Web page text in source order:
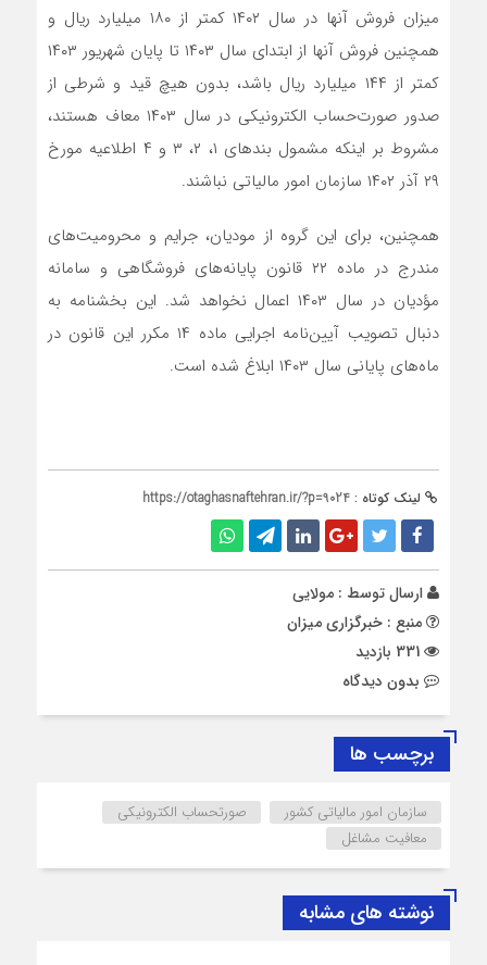
میزان فروش آنها در سال ۱۴۰۲ کمتر از ۱۸۰ میلیارد ریال و
همچنین فروش آنها از ابتدای سال ۱۴۰۳ تا پایان شهریور ۱۴۰۳
کمتر از ۱۴۴ میلیارد ریال باشد، بدون هیچ قید و شرطی از
صدور صورت‌حساب الکترونیکی در سال ۱۴۰۳ معاف هستند،
مشروط بر اینکه مشمول بند‌های ۱، ۲، ۳ و ۴ اطلاعیه مورخ
۲۹ آذر ۱۴۰۲ سازمان امور مالیاتی نباشند.
همچنین، برای این گروه از مودیان، جرایم و محرومیت‌های
مندرج در ماده ۲۲ قانون پایانه‌های فروشگاهی و سامانه
مؤدیان در سال ۱۴۰۳ اعمال نخواهد شد. این بخشنامه به
دنبال تصویب آیین‌نامه اجرایی ماده ۱۴ مکرر این قانون در
ماه‌های پایانی سال ۱۴۰۳ ابلاغ شده است.
لینک کوتاه : https://otaghasnaftehran.ir/?p=9024
ارسال توسط : مولایی
منبع : خبرگزاری میزان
بدون دیدگاه
برچسب ها
سازمان امور مالیاتی کشور
صورتحساب الکترونیکی
معافیت مشاغل
نوشته های مشابه